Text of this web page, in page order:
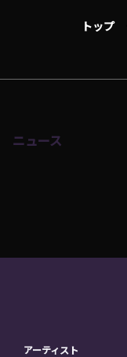
トップ
ニュース
アーティスト